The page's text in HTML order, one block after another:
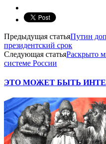
Предыдущая статьяПутин
президентский срок
Следующая статьяРаскрыто
системе России
ЭТО МОЖЕТ БЫТЬ